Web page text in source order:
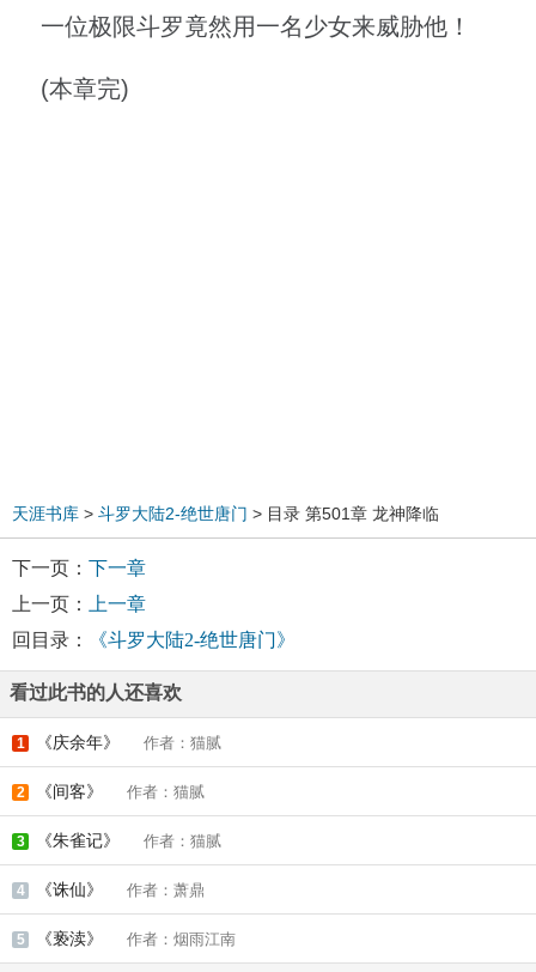
一位极限斗罗竟然用一名少女来威胁他！
(本章完)
天涯书库 > 斗罗大陆2-绝世唐门 > 目录 第501章 龙神降临
下一页： 下一章
上一页：
上一章
回目录：
《斗罗大陆2-绝世唐门》
看过此书的人还喜欢
1 《庆余年》 作者：猫腻
2 《间客》 作者：猫腻
3 《朱雀记》 作者：猫腻
4 《诛仙》 作者：萧鼎
5 《亵渎》 作者：烟雨江南